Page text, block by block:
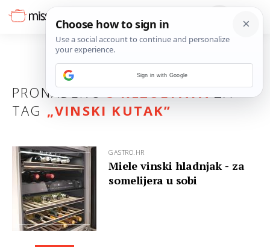
PRONAĐENO3 REZULTATAZA
TAG „VINSKI KUTAK”
GASTRO.HR
Miele vinski hladnjak - za
somelijera u sobi
Sign in with Google